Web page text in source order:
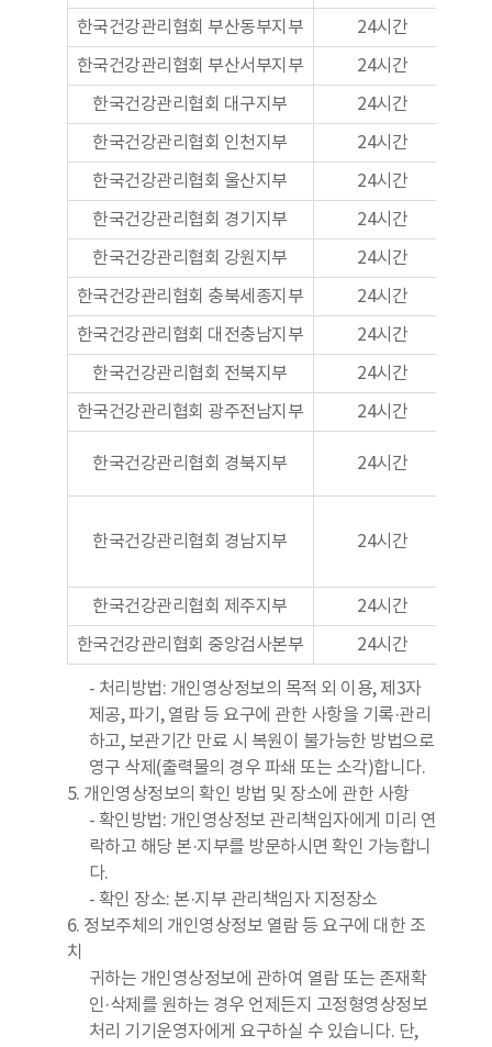
한국건강관리협회 부산동부지부
24시간
한국건강관리협회 부산서부지부
24시간
한국건강관리협회 대구지부
24시간
한국건강관리협회 인천지부
24시간
한국건강관리협회 울산지부
24시간
한국건강관리협회 경기지부
24시간
한국건강관리협회 강원지부
24시간
한국건강관리협회 충북세종지부
24시간
한국건강관리협회 대전충남지부
24시간
한국건강관리협회 전북지부
24시간
한국건강관리협회 광주전남지부
24시간
한국건강관리협회 경북지부 24시간
한국건강관리협회 경남지부 24시간
한국건강관리협회 제주지부 24시간
한국건강관리협회 중앙검사본부
24시간
- 처리방법: 개인영상정보의 목적 외 이용, 제3자
제공, 파기, 열람 등 요구에 관한 사항을 기록·관리
하고, 보관기간 만료 시 복원이 불가능한 방법으로
영구 삭제(출력물의 경우 파쇄 또는 소각)합니다.
5. 개인영상정보의 확인 방법 및 장소에 관한 사항
- 확인방법: 개인영상정보 관리책임자에게 미리 연
락하고 해당 본·지부를 방문하시면 확인 가능합니
다.
- 확인 장소: 본·지부 관리책임자 지정장소
6. 정보주체의 개인영상정보 열람 등 요구에 대한 조
치
귀하는 개인영상정보에 관하여 열람 또는 존재확
인·삭제를 원하는 경우 언제든지 고정형영상정보
처리 기기운영자에게 요구하실 수 있습니다. 단,